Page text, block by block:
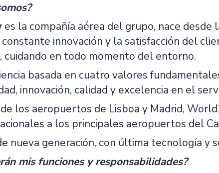
es la compañía aérea del grupo, nace
innovación y la satisfacción del
cuidando en todo momento del entorno.
basada en cuatro valores
innovación, calidad y excelencia en el
los aeropuertos de Lisboa y Madrid,
a los principales aeropuertos del
nueva generación, con última tecnología y
mis funciones y responsabilidades?